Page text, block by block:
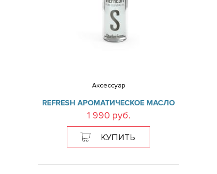
Аксессуар
REFRESH АРОМАТИЧЕСКОЕ МАСЛО
1 990 руб.
КУПИТЬ